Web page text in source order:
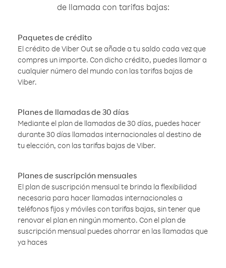
de llamada con tarifas bajas:
Paquetes de crédito
El crédito de Viber Out se añade a tu saldo cada vez que
compres un importe. Con dicho crédito, puedes llamar a
cualquier número del mundo con las tarifas bajas de
Viber.
Planes de llamadas de 30 días
Mediante el plan de llamadas de 30 días, puedes hacer
durante 30 días llamadas internacionales al destino de
tu elección, con las tarifas bajas de Viber.
Planes de suscripción mensuales
El plan de suscripción mensual te brinda la flexibilidad
necesaria para hacer llamadas internacionales a
teléfonos fijos y móviles con tarifas bajas, sin tener que
renovar el plan en ningún momento. Con el plan de
suscripción mensual puedes ahorrar en las llamadas que
ya haces